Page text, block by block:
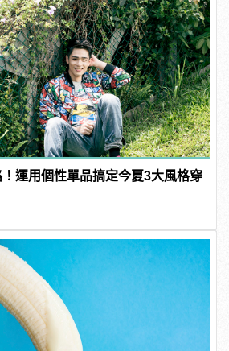
運用個性單品搞定今夏3大風格穿